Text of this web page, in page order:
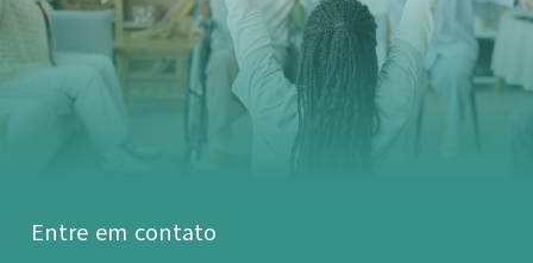
Entre em contato